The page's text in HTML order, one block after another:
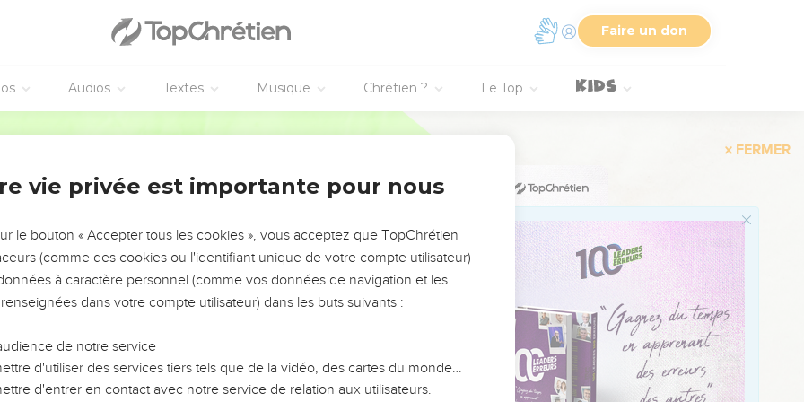
Faire un don
Audios Textes Musique Chrétien ? Le Top
la Loi sont héritiers, la foi est anéantie, et la promesse est abolie :
que ce soit par la grâce, [et] afin que la promesse soit assurée à toute la semence ;
contre espérance, crut qu'il deviendrait le père de plusieurs nations, selon ce qui
la foi, il n'eut point égard à son corps [qui était] déjà amorti ; vu qu'il avait environ
qui était hors d'état d'avoir des enfants.
doute sur la promesse de Dieu par défiance ; mais il fut fortifié par la foi, donnant
que celui qui lui avait fait la promesse, était puissant aussi pour l'accomplir.
a été imputé à justice.
[à justice], il n'a point été écrit seulement pour lui,
vie privée est importante pour nous
le bouton « Accepter tous les cookies », vous acceptez que TopChrétien
(comme des cookies ou l'identifiant unique de votre compte utilisateur)
à caractère personnel (comme vos données de navigation et les
dans votre compte utilisateur) dans les buts suivants :
de notre service
d'utiliser des services tiers tels que de la vidéo, des cartes du monde…
d'entrer en contact avec notre service de relation aux utilisateurs.